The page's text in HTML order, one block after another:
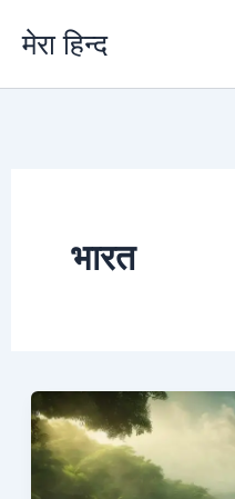
मेरा हिन्द
भारत